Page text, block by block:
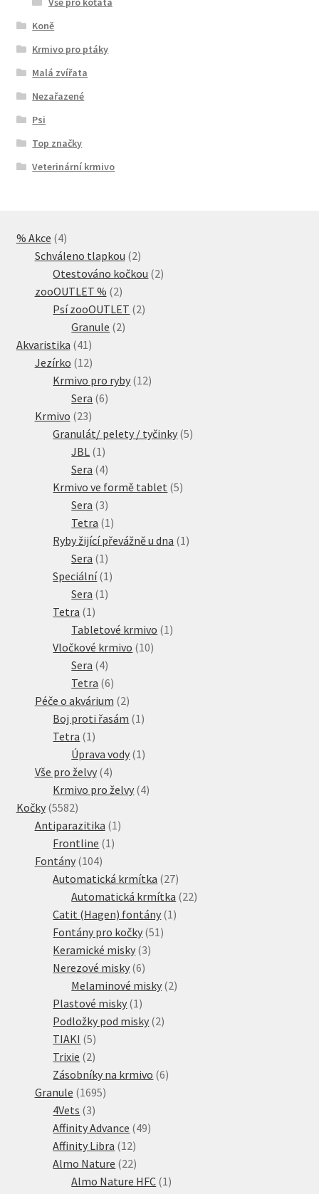
Koně
Krmivo pro ptáky
Malá zvířata
Nezařazené
Psi
Top značky
Veterinární krmivo
% Akce 44
produkty
Schváleno tlapkou 22
produkty
Otestováno kočkou 22
zooOUTLET % 22
produkty
Psí zooOUTLET 22
Granule 22
Akvaristika 41 41
produktů
Jezírko 1212
produktů
Krmivo pro ryby 1212
Sera 66
Krmivo 2323
produktů
Granulát/ pelety / tyčinky 55
JBL 1 1
produkt
Sera 44
produkty
Krmivo ve formě tablet 55
Sera 33
produkty
Tetra 1 1
produkt
Ryby žijící převážně u dna 1 1
Sera 1 1
produkt
Speciální 1 1
Sera 1 1
Tetra 1 1
produkt
Tabletové krmivo 1 1
Vločkové krmivo 1010
Sera 44
produkty
Tetra 66
produktů
Péče o akvárium 22
produkty
Boj proti řasám 1 1
Tetra 1 1
produkt
Úprava vody 1 1
Vše pro želvy 44
produkty
Krmivo pro želvy 44
Kočky 55825582
produktů
Antiparazitika 1 1
Frontline 1 1
Fontány 104104
produktů
Automatická krmítka 2727
produktů
Automatická krmítka 2222
Catit (Hagen) fontány 1 1
Fontány pro kočky 51 51
Keramické misky 33
Nerezové misky 66
produktů
Melaminové misky 22
Plastové misky 1 1
produkt
Podložky pod misky 22
TIAKI 55
produktů
Trixie 22
produkty
Zásobníky na krmivo 66
Granule 16951695
4Vets 33
produkty
Affinity Advance 4949
Affinity Libra 1212
produktů
Almo Nature 2222
produktů
Almo Nature HFC 1 1